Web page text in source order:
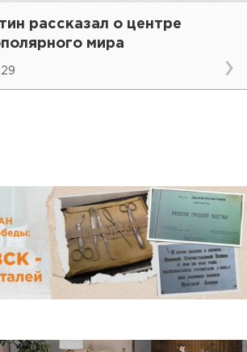
рассказал о центре
мира